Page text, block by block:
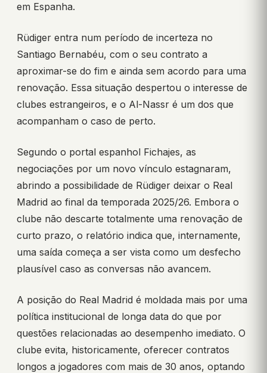
em Espanha.
Rüdiger entra num período de incerteza no
Santiago Bernabéu, com o seu contrato a
aproximar-se do fim e ainda sem acordo para uma
renovação. Essa situação despertou o interesse de
clubes estrangeiros, e o Al-Nassr é um dos que
acompanham o caso de perto.
Segundo o portal espanhol Fichajes, as
negociações por um novo vínculo estagnaram,
abrindo a possibilidade de Rüdiger deixar o Real
Madrid ao final da temporada 2025/26. Embora o
clube não descarte totalmente uma renovação de
curto prazo, o relatório indica que, internamente,
uma saída começa a ser vista como um desfecho
plausível caso as conversas não avancem.
A posição do Real Madrid é moldada mais por uma
política institucional de longa data do que por
questões relacionadas ao desempenho imediato. O
clube evita, historicamente, oferecer contratos
longos a jogadores com mais de 30 anos, optando